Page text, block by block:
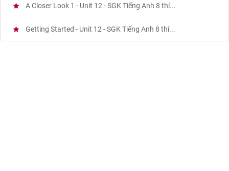
A Closer Look 1 - Unit 12 - SGK Tiếng Anh 8 thí...
Getting Started - Unit 12 - SGK Tiếng Anh 8 thí...